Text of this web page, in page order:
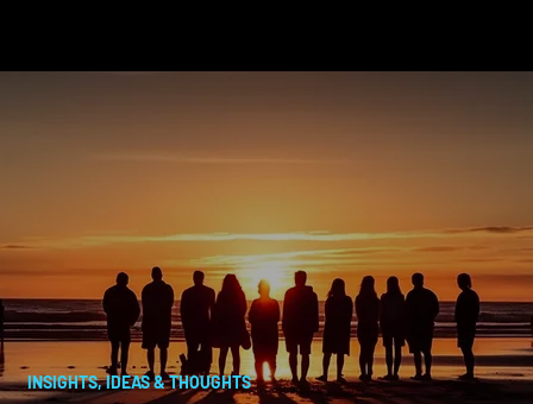
INSIGHTS, IDEAS & THOUGHTS